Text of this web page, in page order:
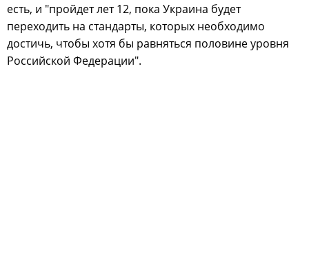
есть, и "пройдет лет 12, пока Украина будет
переходить на стандарты, которых необходимо
достичь, чтобы хотя бы равняться половине уровня
Российской Федерации".